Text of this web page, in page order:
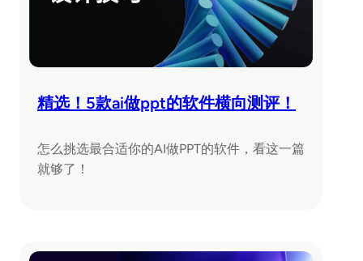
精选！5款ai做ppt的软件横向测评！
怎么挑选最合适你的AI做PPT的软件，看这一篇
就够了！